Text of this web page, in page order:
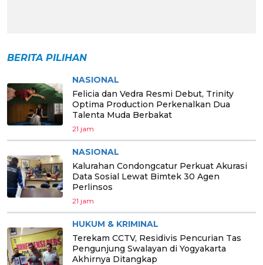
BERITA PILIHAN
NASIONAL
Felicia dan Vedra Resmi Debut, Trinity
Optima Production Perkenalkan Dua
Talenta Muda Berbakat
21 jam
NASIONAL
Kalurahan Condongcatur Perkuat Akurasi
Data Sosial Lewat Bimtek 30 Agen
Perlinsos
21 jam
HUKUM & KRIMINAL
Terekam CCTV, Residivis Pencurian Tas
Pengunjung Swalayan di Yogyakarta
Akhirnya Ditangkap